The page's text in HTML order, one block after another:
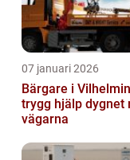
07 januari 2026
Bärgare i
trygg hjälp dygnet
vägarna